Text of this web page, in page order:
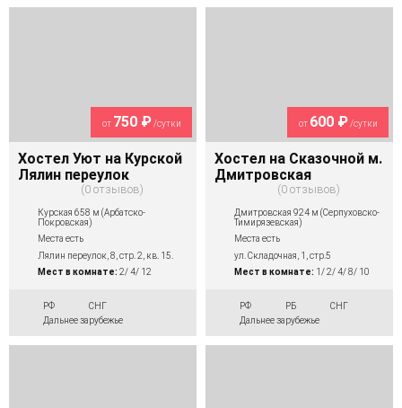
от 750 ₽/сутки
Хостел Уют на Курской
Лялин переулок
0 отзывов
Курская 658 м (Арбатско-
Покровская)
Места есть
Лялин переулок, 8, стр. 2, кв. 15.
Мест в комнате: 2/ 4/ 12
РФ
СНГ
Дальнее зарубежье
от 600 ₽/сутки
Хостел на Сказочной м.
Дмитровская
0 отзывов
Дмитровская 924 м (Серпуховско-
Тимирязевская)
Места есть
ул. Складочная, 1, стр.5
Мест в комнате: 1/ 2/ 4/ 8/ 10
РФ РБ
СНГ
Дальнее зарубежье